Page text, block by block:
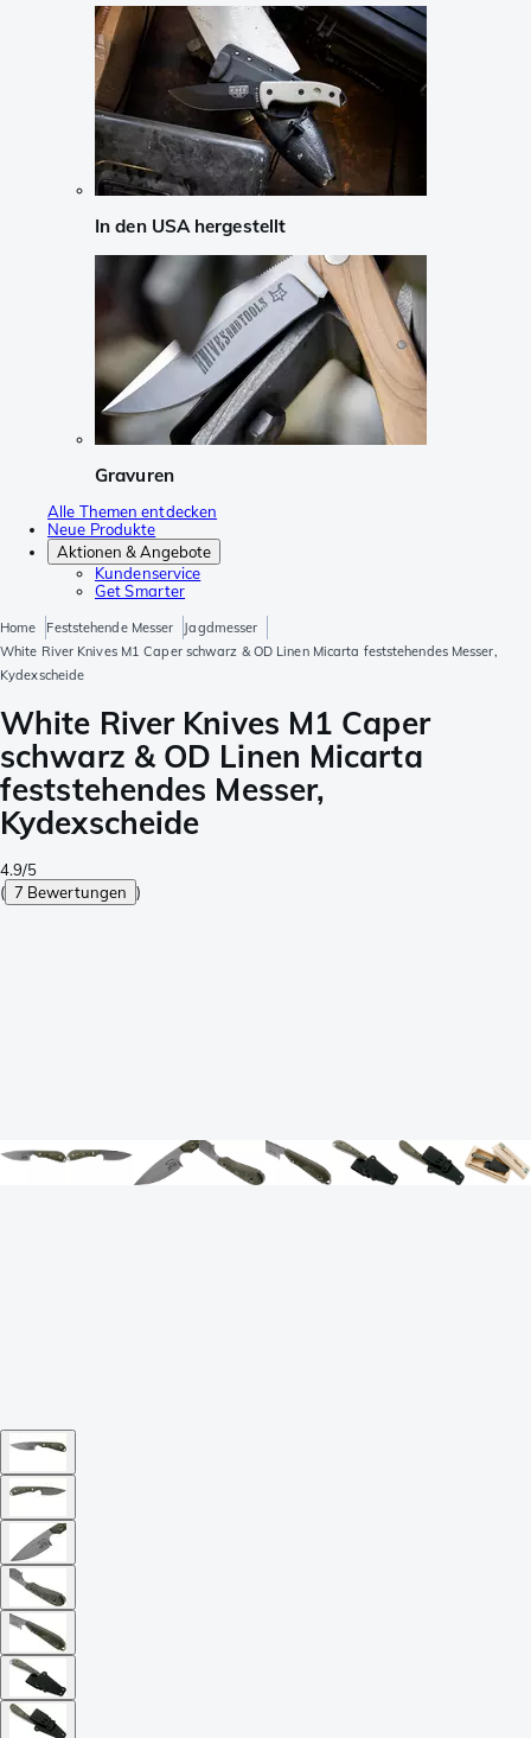
In den USA hergestellt
Gravuren
Alle Themen entdecken
Neue Produkte
Aktionen & Angebote
Kundenservice
Get Smarter
Home Feststehende Messer
Jagdmesser
White River Knives M1 Caper schwarz & OD Linen Micarta feststehendes Messer,
Kydexscheide
White River Knives M1 Caper
schwarz & OD Linen Micarta
feststehendes Messer,
Kydexscheide
4.9/5
( 7 Bewertungen )